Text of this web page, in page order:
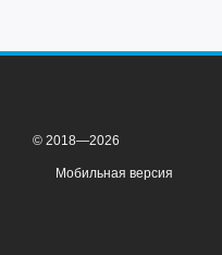
© 2018—2026
Мобильная версия